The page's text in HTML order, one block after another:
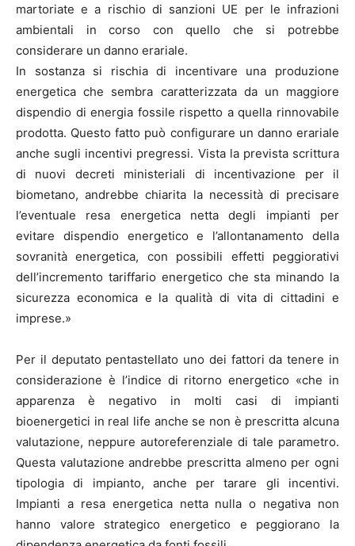
martoriate e a rischio di sanzioni UE per le infrazioni
ambientali in corso con quello che si potrebbe
considerare un danno erariale.
In sostanza si rischia di incentivare una produzione
energetica che sembra caratterizzata da un maggiore
dispendio di energia fossile rispetto a quella rinnovabile
prodotta. Questo fatto può configurare un danno erariale
anche sugli incentivi pregressi. Vista la prevista scrittura
di nuovi decreti ministeriali di incentivazione per il
biometano, andrebbe chiarita la necessità di precisare
l’eventuale resa energetica netta degli impianti per
evitare dispendio energetico e l’allontanamento della
sovranità energetica, con possibili effetti peggiorativi
dell’incremento tariffario energetico che sta minando la
sicurezza economica e la qualità di vita di cittadini e
imprese.»
Per il deputato pentastellato uno dei fattori da tenere in
considerazione è l’indice di ritorno energetico «che in
apparenza è negativo in molti casi di impianti
bioenergetici in real life anche se non è prescritta alcuna
valutazione, neppure autoreferenziale di tale parametro.
Questa valutazione andrebbe prescritta almeno per ogni
tipologia di impianto, anche per tarare gli incentivi.
Impianti a resa energetica netta nulla o negativa non
hanno valore strategico energetico e peggiorano la